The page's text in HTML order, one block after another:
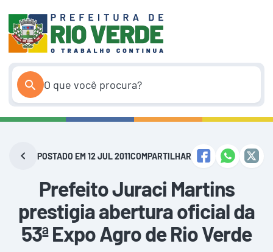
conteúdo
POSTADO EM 12 JUL 2011COMPARTILHAR
Prefeito Juraci Martins
prestigia abertura oficial da
53ª Expo Agro de Rio Verde